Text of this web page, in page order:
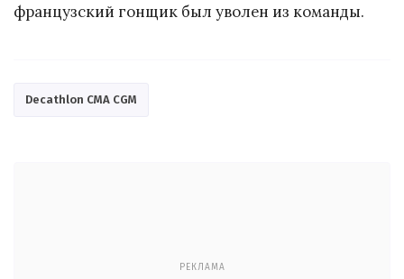
французский гонщик был уволен из команды.
Decathlon CMA CGM
РЕКЛАМА